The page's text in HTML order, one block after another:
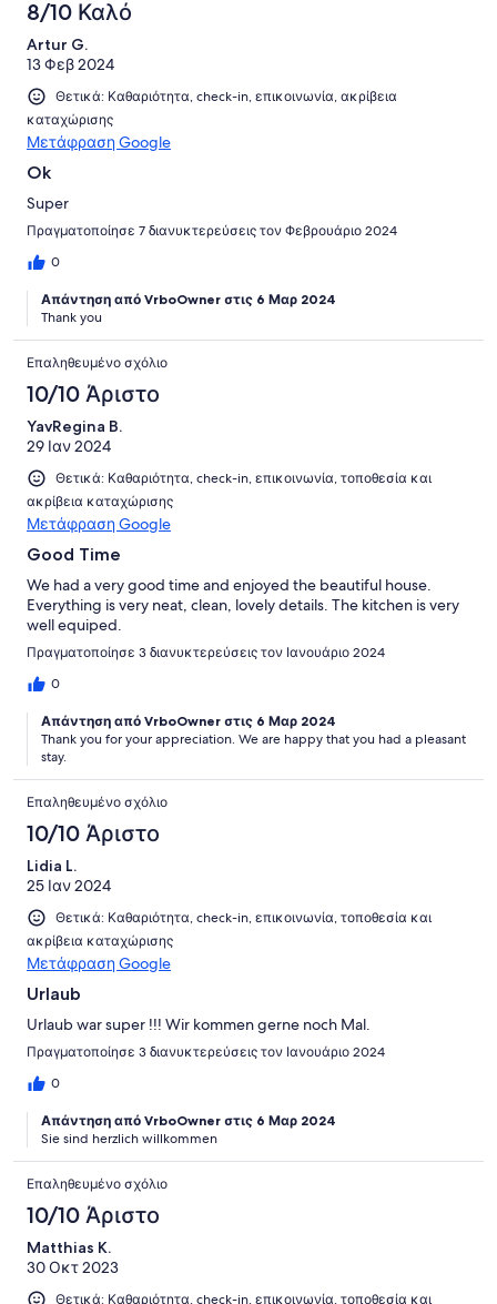
8/10 Καλό
Artur G.
13 Φεβ 2024
Θετικά: Καθαριότητα, check-in, επικοινωνία, ακρίβεια
καταχώρισης
Μετάφραση Google
Ok
Super
Πραγματοποίησε 7 διανυκτερεύσεις τον Φεβρουάριο 2024
0
Απάντηση από VrboOwner στις 6 Μαρ 2024
Thank you
Επαληθευμένο σχόλιο
10/10 Άριστο
YavRegina B.
29 Ιαν 2024
Θετικά: Καθαριότητα, check-in, επικοινωνία, τοποθεσία και
ακρίβεια καταχώρισης
Μετάφραση Google
Good Time
We had a very good time and enjoyed the beautiful house.
Everything is very neat, clean, lovely details. The kitchen is very
well equiped.
Πραγματοποίησε 3 διανυκτερεύσεις τον Ιανουάριο 2024
0
Απάντηση από VrboOwner στις 6 Μαρ 2024
Thank you for your appreciation. We are happy that you had a pleasant
stay.
Επαληθευμένο σχόλιο
10/10 Άριστο
Lidia L.
25 Ιαν 2024
Θετικά: Καθαριότητα, check-in, επικοινωνία, τοποθεσία και
ακρίβεια καταχώρισης
Μετάφραση Google
Urlaub
Urlaub war super !!! Wir kommen gerne noch Mal.
Πραγματοποίησε 3 διανυκτερεύσεις τον Ιανουάριο 2024
0
Απάντηση από VrboOwner στις 6 Μαρ 2024
Sie sind herzlich willkommen
Επαληθευμένο σχόλιο
10/10 Άριστο
Matthias K.
30 Οκτ 2023
Θετικά: Καθαριότητα, check-in, επικοινωνία, τοποθεσία και